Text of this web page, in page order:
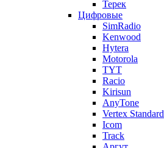
Терек
Цифровые
SimRadio
Kenwood
Hytera
Motorola
TYT
Racio
Kirisun
AnyTone
Vertex Standard
Icom
Track